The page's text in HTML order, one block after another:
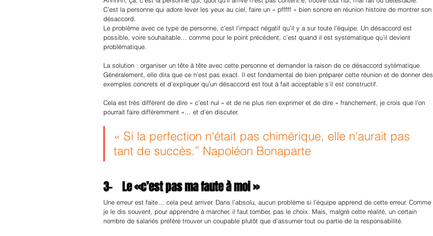
C’est la personne qui adore lever les yeux au ciel, faire un « pfffff » bien sonore en réunion histoire de montrer son
désaccord.
Le problème avec ce type de personne, c’est l’impact négatif qu’il y a sur toute l’équipe. Un désaccord est
possible, voire souhaitable… comme pour le point précédent, c’est quand il est systématique qu’il devient
problématique.
La solution : organiser un tête à tête avec cette personne et demander la raison de ce désaccord sytématique.
Généralement, elle dira que ce n’est pas exact. Il est fondamental de bien préparer cette réunion et de donner des
exemples concrets et d’expliquer qu’un désaccord est tout à fait acceptable s’il est constructif.
Cela est très différent de dire « c’est nul » et de ne plus rien exprimer et de dire « franchement, je crois que l’on
pourrait faire différemment »… et d’en discuter.
« Si la perfection n'était pas chimérique, elle n'aurait pas
tant de succès.” Napoléon Bonaparte
3-    Le «c’est pas ma faute à moi »
Une erreur est faite… cela peut arriver. Dans l’absolu, aucun problème si l’équipe apprend de cette erreur. Comme
je le dis souvent, pour apprendre à marcher, il faut tomber, pas le choix. Mais, malgré cette réalité, un certain
nombre de salariés préfère trouver un coupable plutôt que d’assumer tout ou partie de la responsabilité.